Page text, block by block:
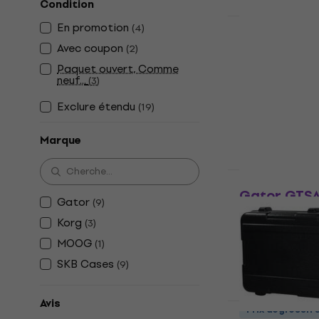
Condition
En promotion (4)
Avec coupon (2)
Paquet ouvert, Comme
neuf...(3)
Exclure étendu (19)
Marque
Gator (9)
Korg (3)
MOOG (1)
SKB Cases (9)
Avis
Gator
Gator
clavier
Étui pour clavier
183 €
Prix dégressifs